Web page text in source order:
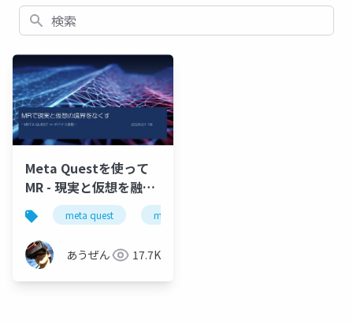
検索
Meta Questを使って
MR - 現実と仮想を融合
する デバイス連動編 -
meta quest mr
あうぜん 17.7K